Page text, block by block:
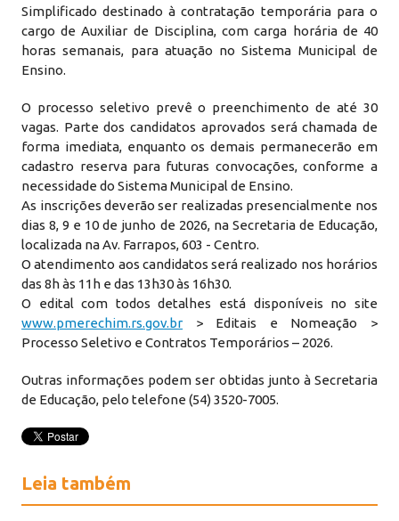
Simplificado destinado à contratação temporária para o
cargo de Auxiliar de Disciplina, com carga horária de 40
horas semanais, para atuação no Sistema Municipal de
Ensino.
O processo seletivo prevê o preenchimento de até 30
vagas. Parte dos candidatos aprovados será chamada de
forma imediata, enquanto os demais permanecerão em
cadastro reserva para futuras convocações, conforme a
necessidade do Sistema Municipal de Ensino.
As inscrições deverão ser realizadas presencialmente nos
dias 8, 9 e 10 de junho de 2026, na Secretaria de Educação,
localizada na Av. Farrapos, 603 - Centro.
O atendimento aos candidatos será realizado nos horários
das 8h às 11h e das 13h30 às 16h30.
O edital com todos detalhes está disponíveis no site
www.pmerechim.rs.gov.br > Editais e Nomeação >
Processo Seletivo e Contratos Temporários – 2026.
Outras informações podem ser obtidas junto à Secretaria
de Educação, pelo telefone (54) 3520-7005.
Leia também